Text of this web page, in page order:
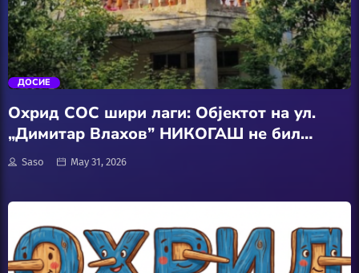
АвтоКлуб
Балкан
Бизнис
Екологија
ДОСИЕ
Охрид СОС шири лаги: Објектот на ул.
„Димитар Влахов” НИКОГАШ не бил
споменик на културата”
Saso May 31, 2026